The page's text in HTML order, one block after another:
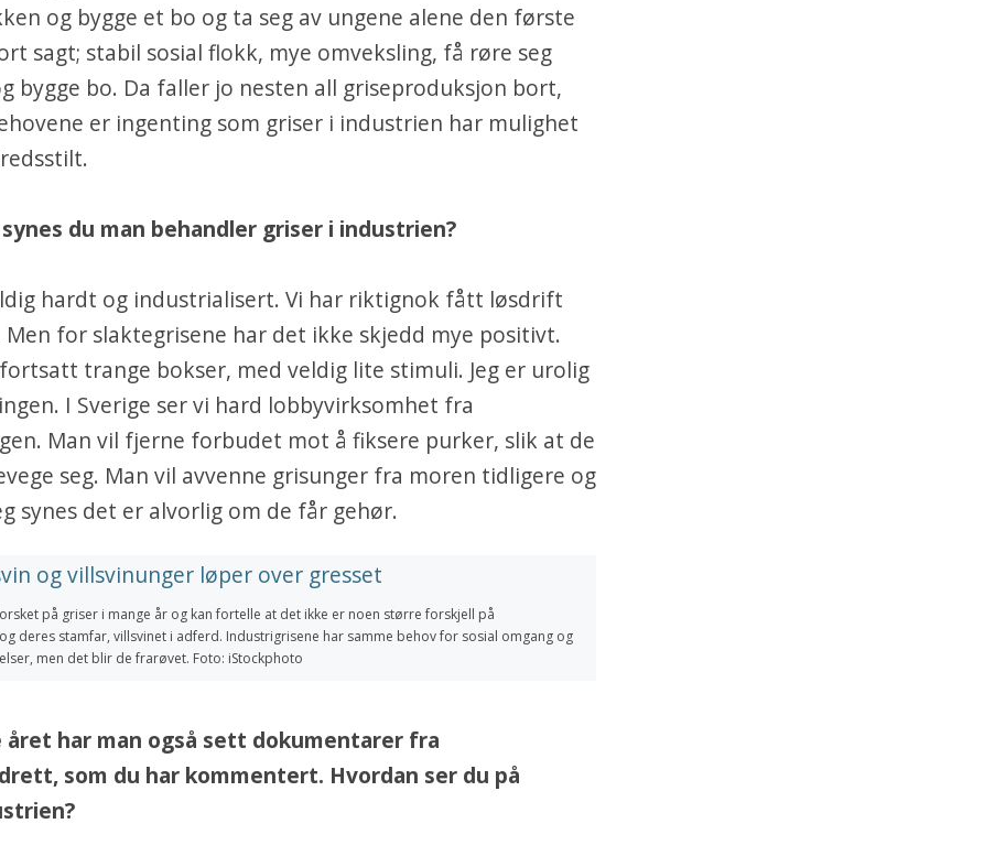
og bygge et bo og ta seg av ungene alene den første
sagt; stabil sosial flokk, mye omveksling, få røre seg
bygge bo. Da faller jo nesten all griseproduksjon bort,
er ingenting som griser i industrien har mulighet
du man behandler griser i industrien?
hardt og industrialisert. Vi har riktignok fått løsdrift
for slaktegrisene har det ikke skjedd mye positivt.
trange bokser, med veldig lite stimuli. Jeg er urolig
I Sverige ser vi hard lobbyvirksomhet fra
Man vil fjerne forbudet mot å fiksere purker, slik at de
seg. Man vil avvenne grisunger fra moren tidligere og
synes det er alvorlig om de får gehør.
på griser i mange år og kan fortelle at det ikke er noen større forskjell på
deres stamfar, villsvinet i adferd. Industrigrisene har samme behov for sosial omgang og
men det blir de frarøvet. Foto: iStockphoto
året har man også sett dokumentarer fra
som du har kommentert. Hvordan ser du på